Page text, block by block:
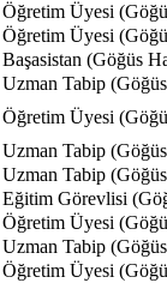
Öğretim Üyesi
Öğretim Üyesi
Başasistan (Göğüs
Uzman Tabip (Göğüs
Öğretim Üyesi
Uzman Tabip (Göğüs
Uzman Tabip (Göğüs
Eğitim Görevlisi
Öğretim Üyesi
Uzman Tabip (Göğüs
Öğretim Üyesi